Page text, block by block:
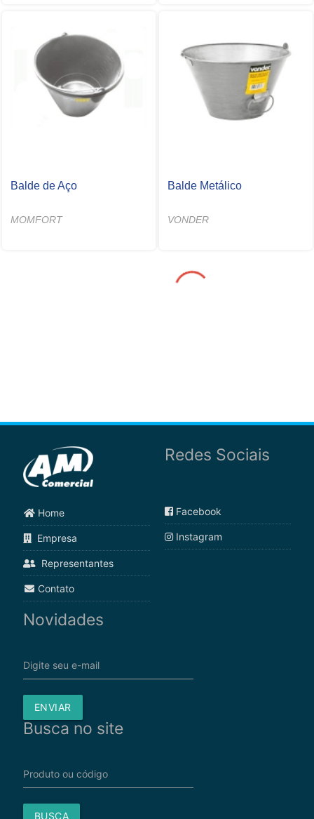
Balde de Aço
MOMFORT
Balde Metálico
VONDER
Home
Empresa
Representantes
Contato
Redes Sociais
Facebook
Instagram
Novidades
Digite seu e-mail
ENVIAR
Busca no site
Produto ou código
BUSCA